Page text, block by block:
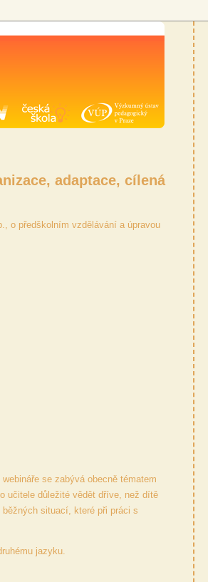
adaptace, cílená
o předškolním vzdělávání a úpravou
se zabývá obecně tématem
učitele důležité vědět dříve, než dítě
situací, které při práci s
jazyku.